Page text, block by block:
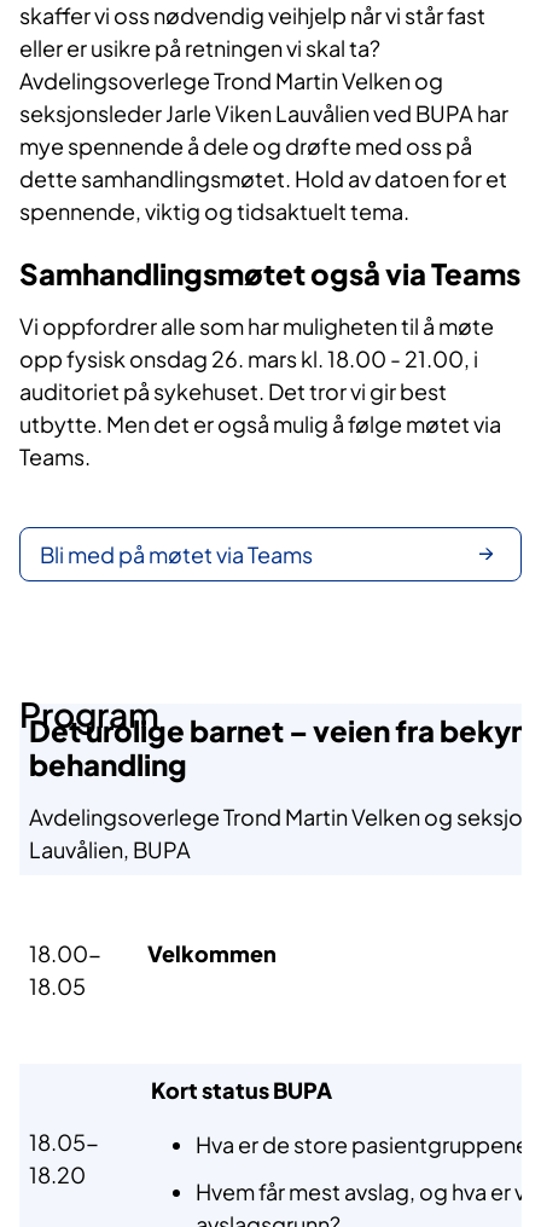
skaffer vi oss nødvendig veihjelp når vi står fast
eller er usikre på retningen vi skal ta?
Avdelingsoverlege Trond Martin Velken og
seksjonsleder Jarle Viken Lauvålien ved BUPA har
mye spennende å dele og drøfte med oss på
dette samhandlingsmøtet. Hold av datoen for et
spennende, viktig og tidsaktuelt tema.
Samhandlingsmøtet også via Teams
Vi oppfordrer alle som har muligheten til å møte
opp fysisk onsdag 26. mars kl. 18.00 - 21.00, i
auditoriet på sykehuset. Det tror vi gir best
utbytte. Men det er også mulig å følge møtet via
Teams.
Bli med på møtet via Teams
Program
Det urolige barnet – veien fra
behandling
Avdelingsoverlege Trond Martin Velken og
Lauvålien, BUPA
18.00-
18.05
Velkommen
18.05-
18.20
Kort status BUPA
Hva er de store
Hvem får mest avslag, og hva er